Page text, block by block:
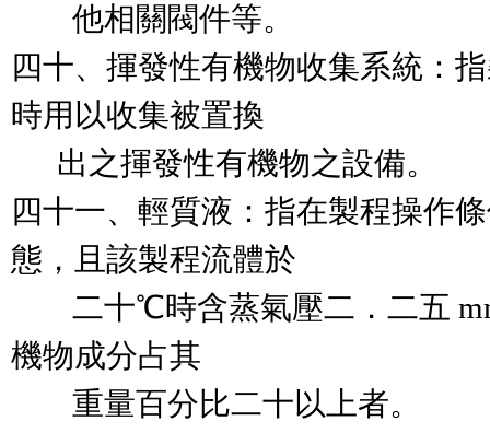
他相關閥件等。
四十、揮發性有機物收集系統：
時用以收集被置換
出之揮發性有機物之設備。
四十一、輕質液：指在製程操作
態，且該製程流體於
二十℃時含蒸氣壓二．二五
機物成分占其
重量百分比二十以上者。